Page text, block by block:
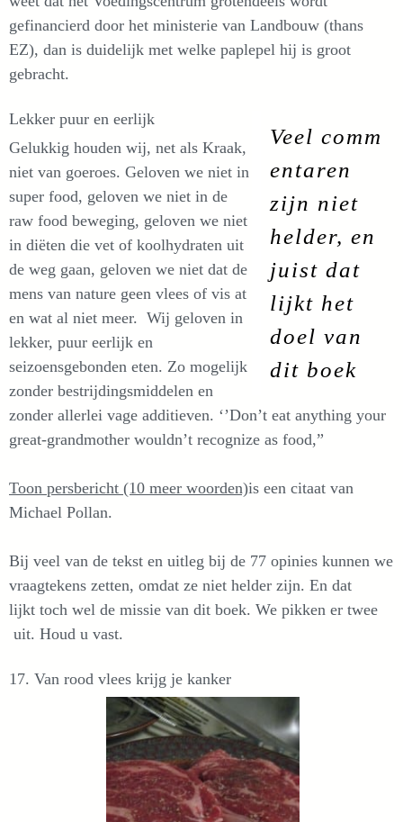
gefinancierd door het ministerie van Landbouw (thans
EZ), dan is duidelijk met welke paplepel hij is groot
gebracht.
Veel comm
entaren
zijn niet
helder, en
juist dat
lijkt het
doel van
dit boek
Lekker puur en eerlijk
Gelukkig houden wij, net als Kraak,
niet van goeroes. Geloven we niet in
super food, geloven we niet in de
raw food beweging, geloven we niet
in diëten die vet of koolhydraten uit
de weg gaan, geloven we niet dat de
mens van nature geen vlees of vis at
en wat al niet meer. Wij geloven in
lekker, puur eerlijk en
seizoensgebonden eten. Zo mogelijk
zonder bestrijdingsmiddelen en
zonder allerlei vage additieven. ‘’Don’t eat anything your
great-grandmother wouldn’t recognize as food,”
Toon persbericht (10 meer woorden)is een citaat van
Michael Pollan.
Bij veel van de tekst en uitleg bij de 77 opinies kunnen we
vraagtekens zetten, omdat ze niet helder zijn. En dat
lijkt toch wel de missie van dit boek. We pikken er twee
uit. Houd u vast.
17. Van rood vlees krijg je kanker